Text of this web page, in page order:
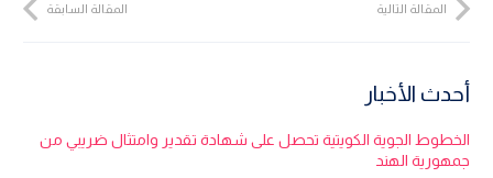
المقالة السابقة المقالة التالية
أحدث الأخبار
الخطوط الجوية الكويتية تحصل على شهادة تقدير وامتثال ضريبي من
جمهورية الهند